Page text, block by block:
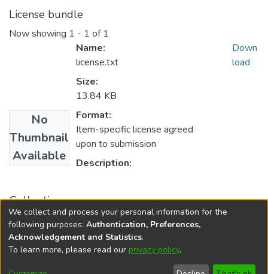
License bundle
Now showing 1 - 1 of 1
No
Thumbnail
Available
Name:
license.txt
Size:
13.84 KB
Format:
Item-specific license agreed
upon to submission
Description:
Down
load
Collections
Tesis de Educación Inicial
DSpace softwarecopyright © 2002-2026
Cookie End User Send
We collect and process your personal information for the
following purposes: Authentication, Preferences,
Acknowledgement and Statistics.
To learn more, please read our privacy policy.